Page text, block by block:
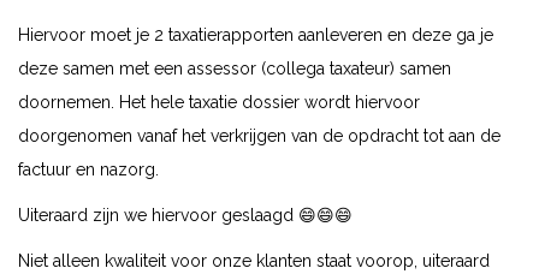
Hiervoor moet je 2 taxatierapporten aanleveren en deze ga je
deze samen met een assessor (collega taxateur) samen
doornemen. Het hele taxatie dossier wordt hiervoor
doorgenomen vanaf het verkrijgen van de opdracht tot aan de
factuur en nazorg.
Uiteraard zijn we hiervoor geslaagd 😄😄😄
Niet alleen kwaliteit voor onze klanten staat voorop, uiteraard